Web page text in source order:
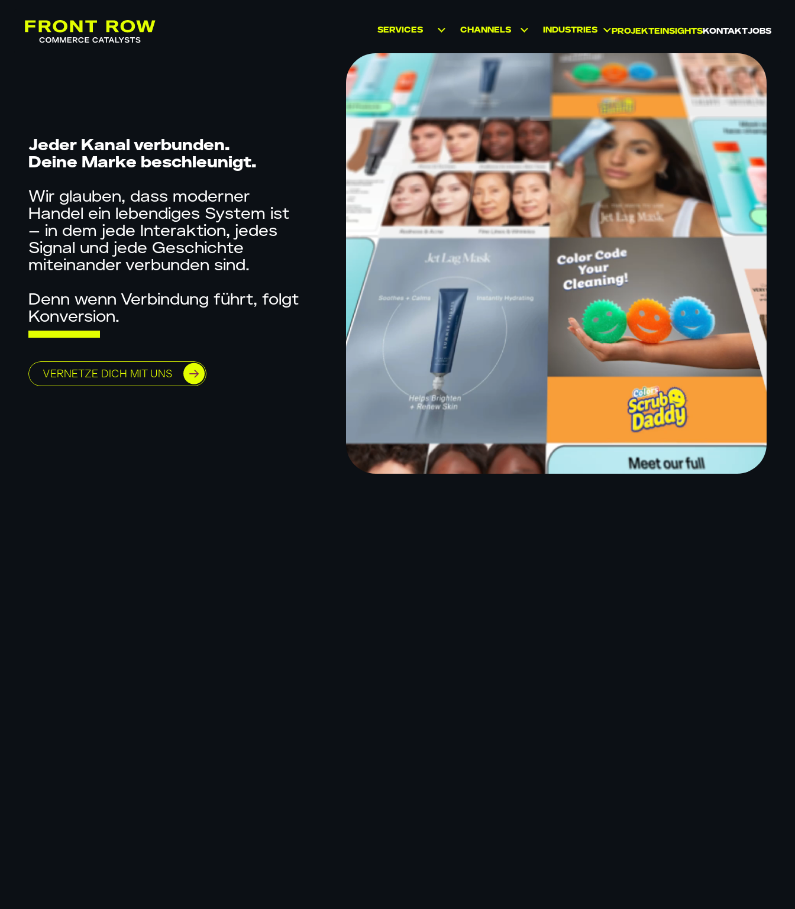
SERVICES
AMAZON
MARKETPLACE
WACHSTUM
RETAIL MEDIA
MARKENSTRATEGIE
UND KREATIVE
INHALTE
D2C MARKETING
B2B MARKETING
CATAPULT:
BUSINESS
INTELLIGENCE
CHANNELS
MARKETPLACES
BRICK AND
MORTAR
SOCIAL
COMMERCE
INDUSTRIES
BEAUTY
GESUNDHEIT UND
WELLNESS
KONSUMGÜTER
PROJEKTE INSIGHTS KONTAKTJOBS
Jeder Kanal verbunden.
Deine Marke beschleunigt.
Wir glauben, dass moderner
Handel ein lebendiges System ist
– in dem jede Interaktion, jedes
Signal und jede Geschichte
miteinander verbunden sind.
Denn wenn Verbindung führt, folgt
Konversion.
VERNETZE DICH MIT UNS